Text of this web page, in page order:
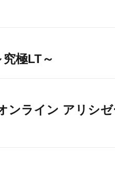
極LT～
ンライン アリシ